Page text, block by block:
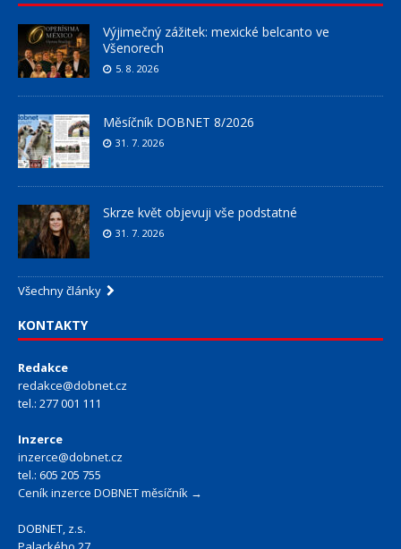
Výjimečný zážitek: mexické belcanto ve
Všenorech
5. 8. 2026
Měsíčník DOBNET 8/2026
31. 7. 2026
Skrze květ objevuji vše podstatné
31. 7. 2026
Všechny články
KONTAKTY
Redakce
redakce@dobnet.cz
tel.: 277 001 111
Inzerce
inzerce@dobnet.cz
tel.: 605 205 755
Ceník inzerce DOBNET měsíčník →
DOBNET, z.s.